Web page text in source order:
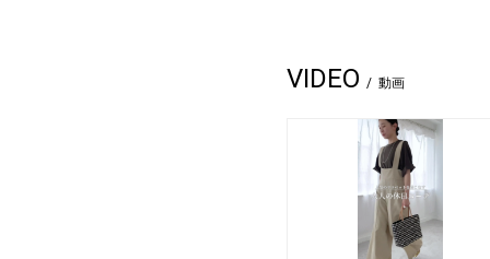
VIDEO 動画